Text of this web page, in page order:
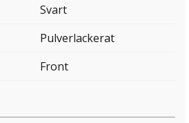
Svart
Pulverlackerat
Front